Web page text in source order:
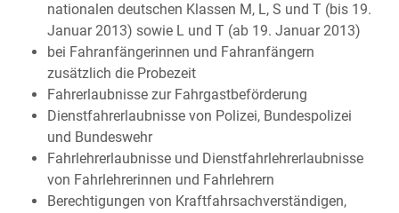
nationalen deutschen Klassen M, L, S und T (bis 19.
Januar 2013) sowie L und T (ab 19. Januar 2013)
bei Fahranfängerinnen und Fahranfängern
zusätzlich die Probezeit
Fahrerlaubnisse zur Fahrgastbeförderung
Dienstfahrerlaubnisse von Polizei, Bundespolizei
und Bundeswehr
Fahrlehrerlaubnisse und Dienstfahrlehrerlaubnisse
von Fahrlehrerinnen und Fahrlehrern
Berechtigungen von Kraftfahrsachverständigen,